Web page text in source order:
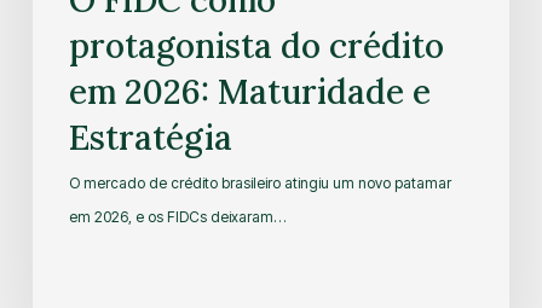
protagonista do crédito
em 2026: Maturidade e
Estratégia
O mercado de crédito brasileiro atingiu um novo patamar
em 2026, e os FIDCs deixaram…